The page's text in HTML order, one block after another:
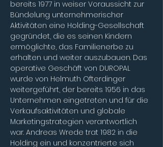
bereits 1977 in weiser Voraussicht zur
Bündelung unternehmerischer
Aktivitäten eine Holding-Gesellschaft
gegründet, die es seinen Kindern
ermöglichte, das Familienerbe zu
erhalten und weiter auszubauen. Das
operative Geschäft von DUROPAL
wurde von Helmuth Ofterdinger
weitergeführt, der bereits 1956 in das
Unternehmen eingetreten und für die
Verkaufsaktivitäten und globale
Marketingstrategien verantwortlich
war. Andreas Wrede trat 1982 in die
Holding ein und konzentrierte sich